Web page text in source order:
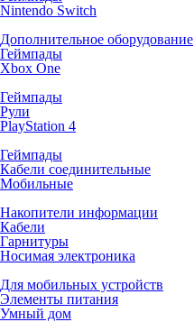
Nintendo Switch
Дополнительное оборудование
Геймпады
Xbox One
Геймпады
Рули
PlayStation 4
Геймпады
Кабели соединительные
Мобильные
Накопители информации
Кабели
Гарнитуры
Носимая электроника
Для мобильных устройств
Элементы питания
Умный дом